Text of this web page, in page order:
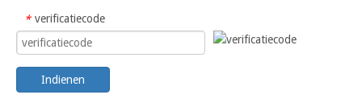
* verificatiecode
Indienen